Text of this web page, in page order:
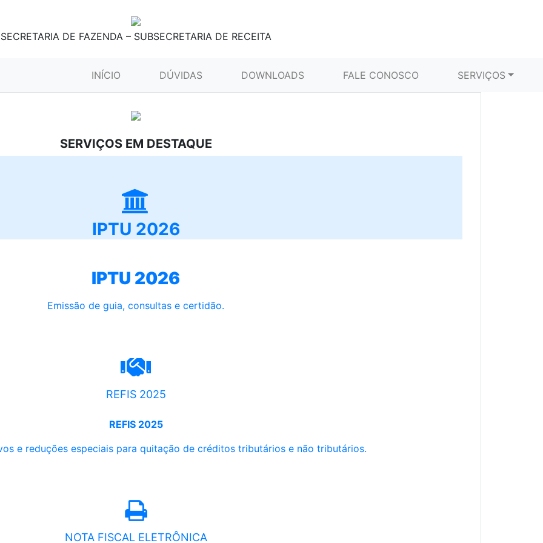
SECRETARIA DE FAZENDA – SUBSECRETARIA DE RECEITA
INÍCIO (CURRENT)DÚVIDAS DOWNLOADS FALE CONOSCO SERVIÇOS
SERVIÇOS EM DESTAQUE
IPTU 2026
IPTU 2026
Emissão de guia, consultas e certidão.
REFIS 2025
REFIS 2025
e reduções especiais para quitação de créditos tributários e não tributários.
NOTA FISCAL ELETRÔNICA